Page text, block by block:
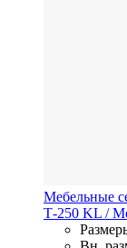
Мебельные
Т-250 KL /